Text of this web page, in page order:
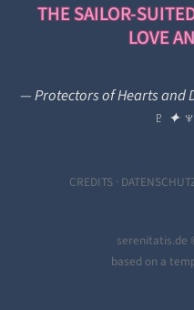
THE SAILOR-
LOVE
— Protectors of Hearts
♇ ✦
CREDITS·
serenitatis.de
based on a